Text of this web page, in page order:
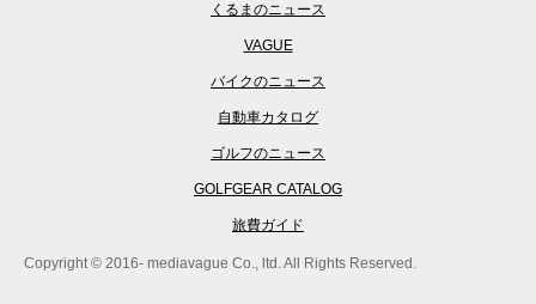
くるまのニュース
VAGUE
バイクのニュース
自動車カタログ
ゴルフのニュース
GOLFGEAR CATALOG
旅費ガイド
Copyright © 2016- mediavague Co., ltd. All Rights Reserved.